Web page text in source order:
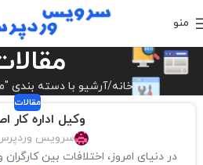
منو
خانه آرشیو با دسته بندی
مقالات
وکیل اداره کار
سرویس
در دنیای امروز، اختلافات بین